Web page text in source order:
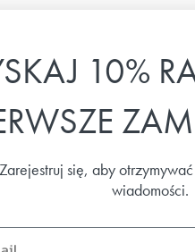
Zapisz się do
otrzymywać
specjalne i
Email
10%
się, aby
wiadomości.